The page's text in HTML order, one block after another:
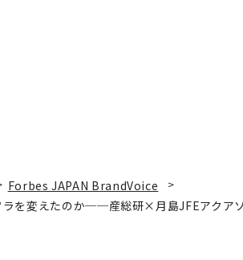
Forbes JAPAN BrandVoice
ラを変えたのか──産総研×月島JFEアクア